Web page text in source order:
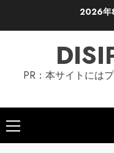
2026
PR：本サイトには
Primary
Menu